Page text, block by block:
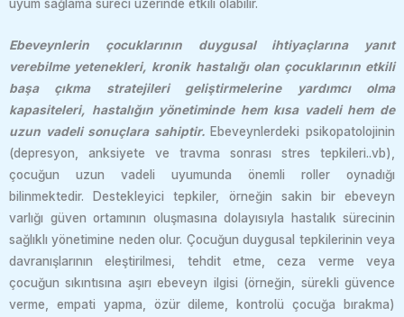
uyum sağlama süreci üzerinde etkili olabilir.
Ebeveynlerin çocuklarının duygusal ihtiyaçlarına yanıt
verebilme yetenekleri, kronik hastalığı olan çocuklarının etkili
başa çıkma stratejileri geliştirmelerine yardımcı olma
kapasiteleri, hastalığın yönetiminde hem kısa vadeli hem de
uzun vadeli sonuçlara sahiptir. Ebeveynlerdeki psikopatolojinin
(depresyon, anksiyete ve travma sonrası stres tepkileri..vb),
çocuğun uzun vadeli uyumunda önemli roller oynadığı
bilinmektedir. Destekleyici tepkiler, örneğin sakin bir ebeveyn
varlığı güven ortamının oluşmasına dolayısıyla hastalık sürecinin
sağlıklı yönetimine neden olur. Çocuğun duygusal tepkilerinin veya
davranışlarının eleştirilmesi, tehdit etme, ceza verme veya
çocuğun sıkıntısına aşırı ebeveyn ilgisi (örneğin, sürekli güvence
verme, empati yapma, özür dileme, kontrolü çocuğa bırakma)